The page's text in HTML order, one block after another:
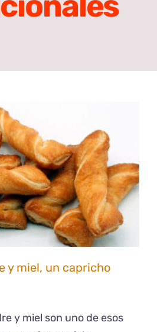
y miel, un capricho
y miel son uno de esos